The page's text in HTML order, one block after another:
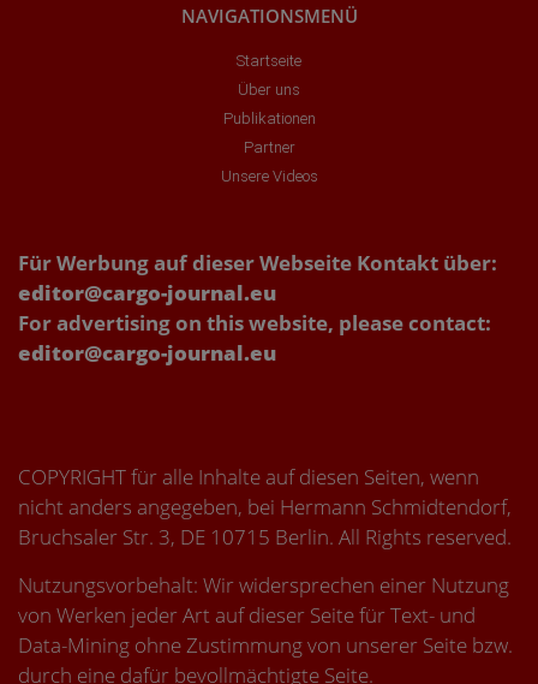
NAVIGATIONSMENÜ
Startseite
Über uns
Publikationen
Partner
Unsere Videos
Für Werbung auf dieser Webseite Kontakt über:
editor@cargo-journal.eu
For advertising on this website, please contact:
editor@cargo-journal.eu
COPYRIGHT für alle Inhalte auf diesen Seiten, wenn
nicht anders angegeben, bei Hermann Schmidtendorf,
Bruchsaler Str. 3, DE 10715 Berlin. All Rights reserved.
Nutzungsvorbehalt: Wir widersprechen einer Nutzung
von Werken jeder Art auf dieser Seite für Text- und
Data-Mining ohne Zustimmung von unserer Seite bzw.
durch eine dafür bevollmächtigte Seite.